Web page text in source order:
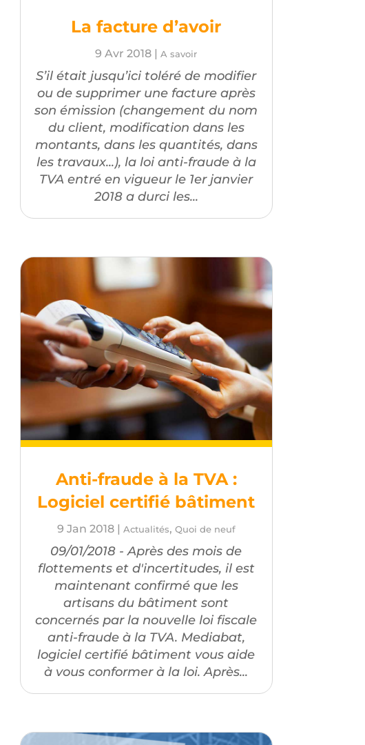
La facture d’avoir
9 Avr 2018 |A savoir
S’il était jusqu’ici toléré de modifier
ou de supprimer une facture après
son émission (changement du nom
du client, modification dans les
montants, dans les quantités, dans
les travaux...), la loi anti-fraude à la
TVA entré en vigueur le 1er janvier
2018 a durci les...
Anti-fraude à la TVA :
Logiciel certifié bâtiment
9 Jan 2018| Actualités, Quoi de neuf
09/01/2018 - Après des mois de
flottements et d'incertitudes, il est
maintenant confirmé que les
artisans du bâtiment sont
concernés par la nouvelle loi fiscale
anti-fraude à la TVA. Mediabat,
logiciel certifié bâtiment vous aide
à vous conformer à la loi. Après...